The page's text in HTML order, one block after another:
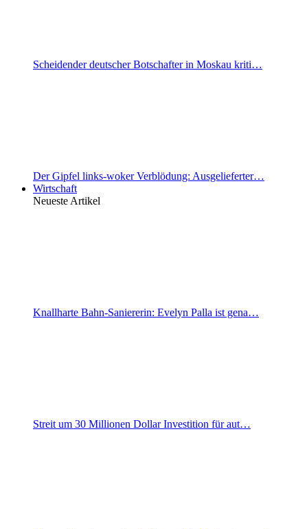
Scheidender deutscher Botschafter in Moskau kriti…
Der Gipfel links-woker Verblödung: Ausgelieferter…
Wirtschaft
Neueste Artikel
Knallharte Bahn-Saniererin: Evelyn Palla ist gena…
Streit um 30 Millionen Dollar Investition für aut…